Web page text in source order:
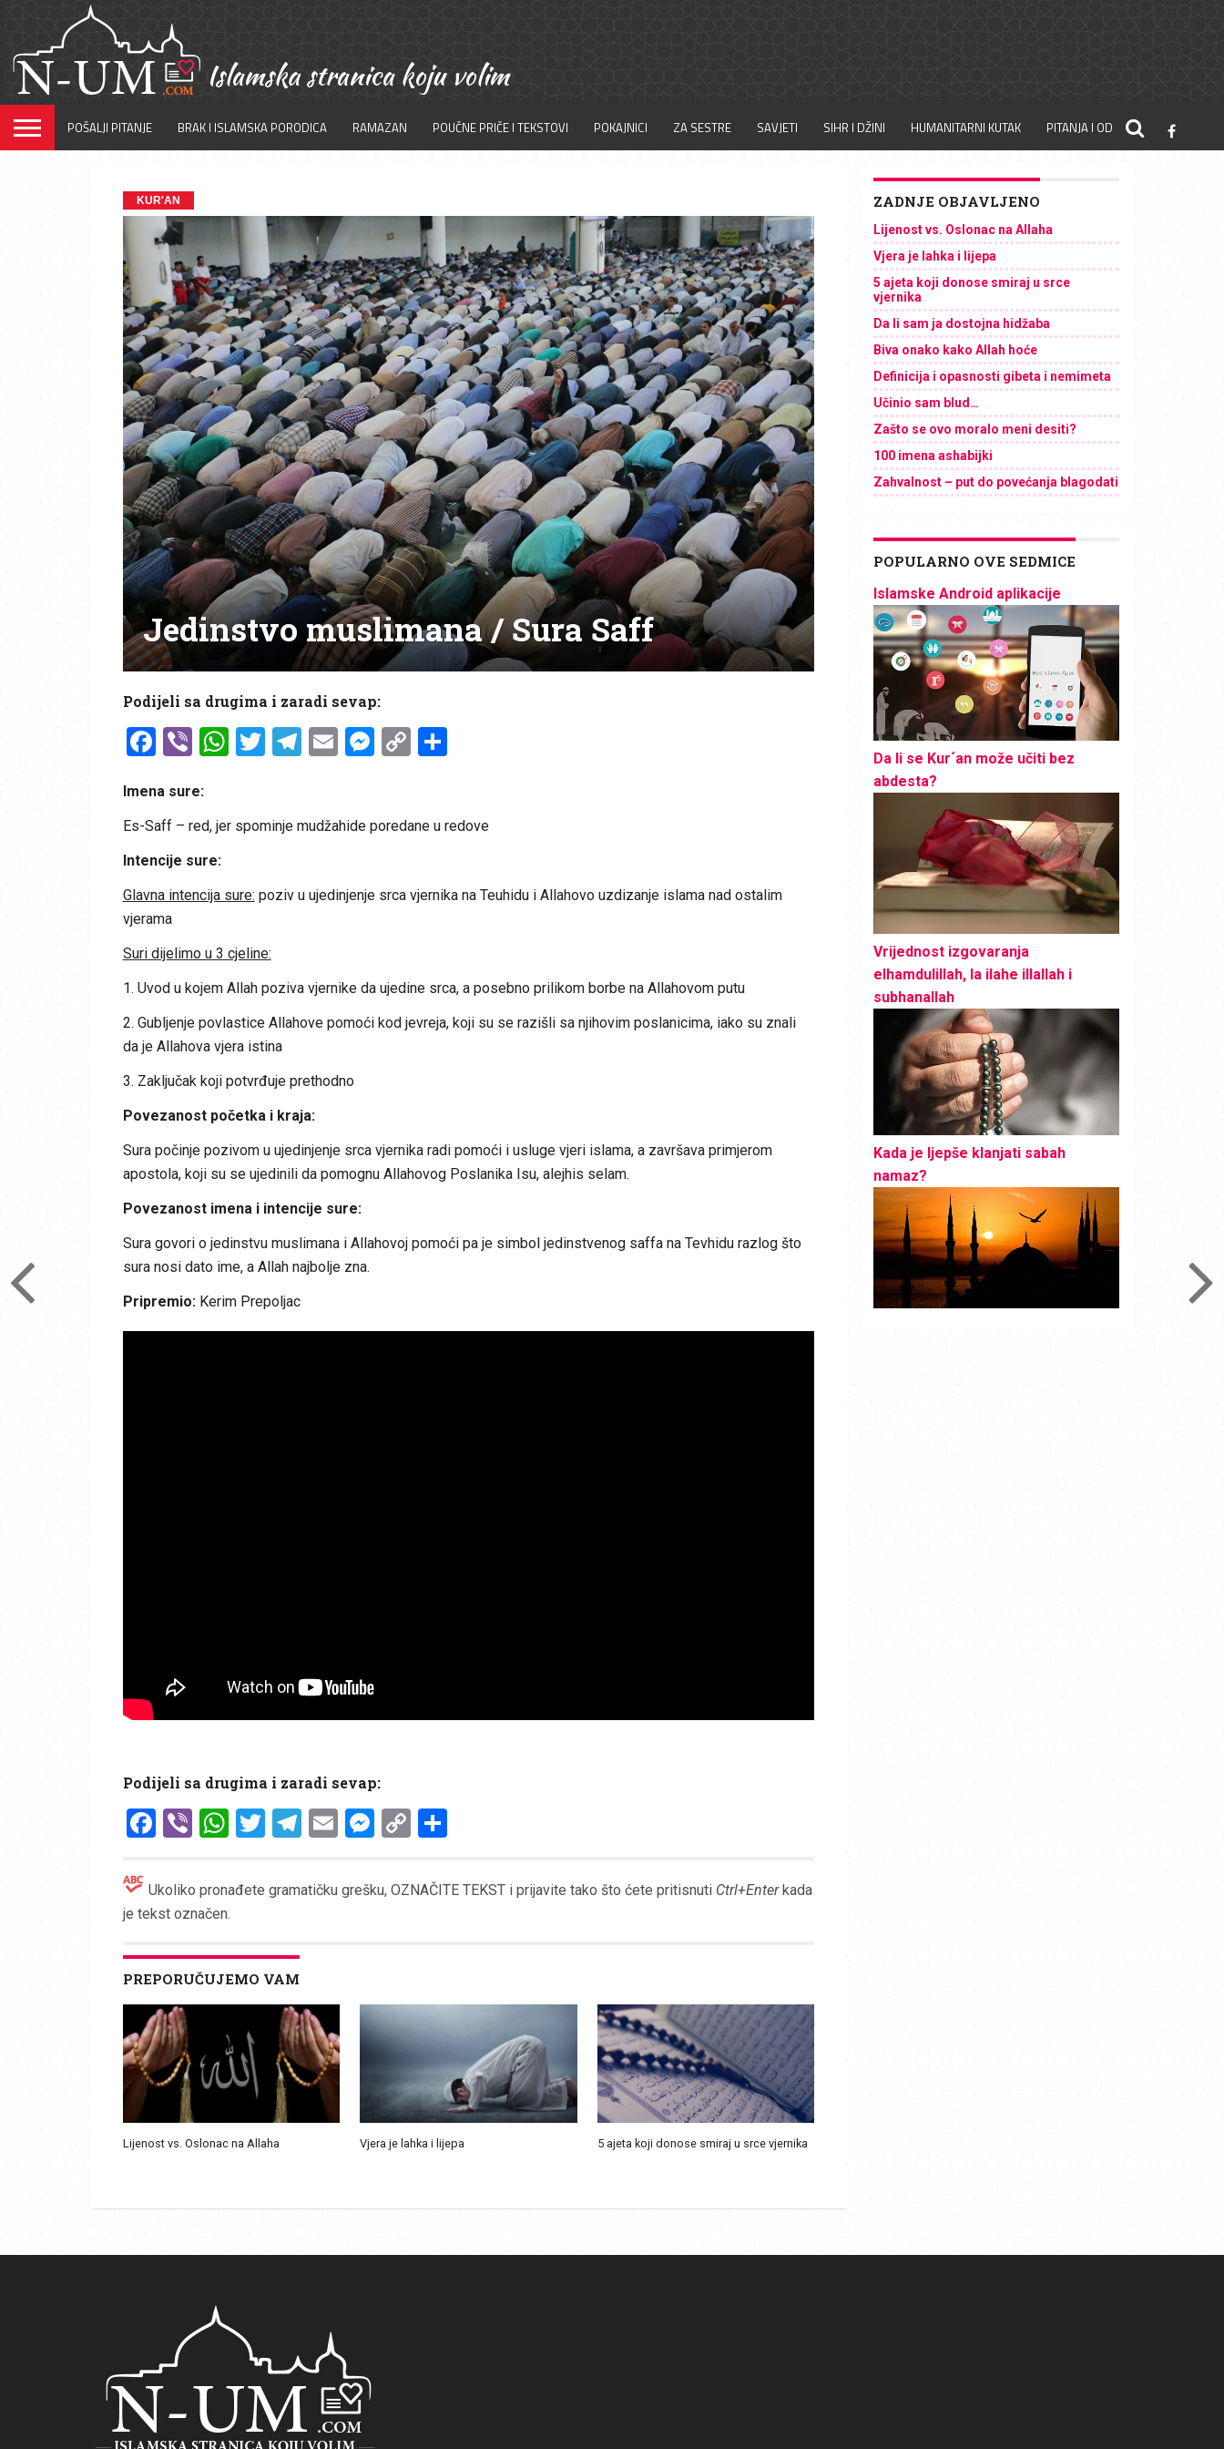
POŠALJI PITANJE BRAK I ISLAMSKA PORODICA RAMAZAN POUČNE PRIČE I TEKSTOVI POKAJNICI ZA SESTRE SAVJETI SIHR I DŽINI HUMANITARNI KUTAK PITANJA I ODGOVORI
KUR'AN
Jedinstvo muslimana / Sura Saff
Podijeli sa drugima i zaradi sevap:
Facebook
ViberWhatsApp
Twitter
Telegram
EmailMessenger
CopyShare
Imena sure:
Es-Saff – red, jer spominje mudžahide poredane u redove
Intencije sure:
Glavna intencija sure: poziv u ujedinjenje srca vjernika na Teuhidu i Allahovo uzdizanje islama nad ostalim
vjerama
Suri dijelimo u 3 cjeline:
1. Uvod u kojem Allah poziva vjernike da ujedine srca, a posebno prilikom borbe na Allahovom putu
2. Gubljenje povlastice Allahove pomoći kod jevreja, koji su se razišli sa njihovim poslanicima, iako su znali
da je Allahova vjera istina
3. Zaključak koji potvrđuje prethodno
Povezanost početka i kraja:
Sura počinje pozivom u ujedinjenje srca vjernika radi pomoći i usluge vjeri islama, a završava primjerom
apostola, koji su se ujedinili da pomognu Allahovog Poslanika Isu, alejhis selam.
Povezanost imena i intencije sure:
Sura govori o jedinstvu muslimana i Allahovoj pomoći pa je simbol jedinstvenog saffa na Tevhidu razlog što
sura nosi dato ime, a Allah najbolje zna.
Pripremio:Kerim Prepoljac
Podijeli sa drugima i zaradi sevap:
Facebook
ViberWhatsApp
Twitter
Telegram
EmailMessenger
Copy
Ukoliko pronađete gramatičku grešku, OZNAČITE TEKST i prijavite tako što ćete pritisnuti Ctrl+Enterkada
je tekst označen.
PREPORUČUJEMO VAM
Lijenost vs. Oslonac na Allaha Vjera je lahka i lijepa 5 ajeta koji donose smiraj u srce vjernika
ZADNJE OBJAVLJENO
Lijenost vs. Oslonac na Allaha
Vjera je lahka i lijepa
5 ajeta koji donose smiraj u srce
vjernika
Da li sam ja dostojna hidžaba
Biva onako kako Allah hoće
Definicija i opasnosti gibeta i nemimeta
Učinio sam blud…
Zašto se ovo moralo meni desiti?
100 imena ashabijki
Zahvalnost – put do povećanja blagodati
POPULARNO OVE SEDMICE
Islamske Android aplikacije
Da li se Kur´an može učiti bez
abdesta?
Vrijednost izgovaranja
elhamdulillah, la ilahe illallah i
subhanallah
Kada je ljepše klanjati sabah
namaz?